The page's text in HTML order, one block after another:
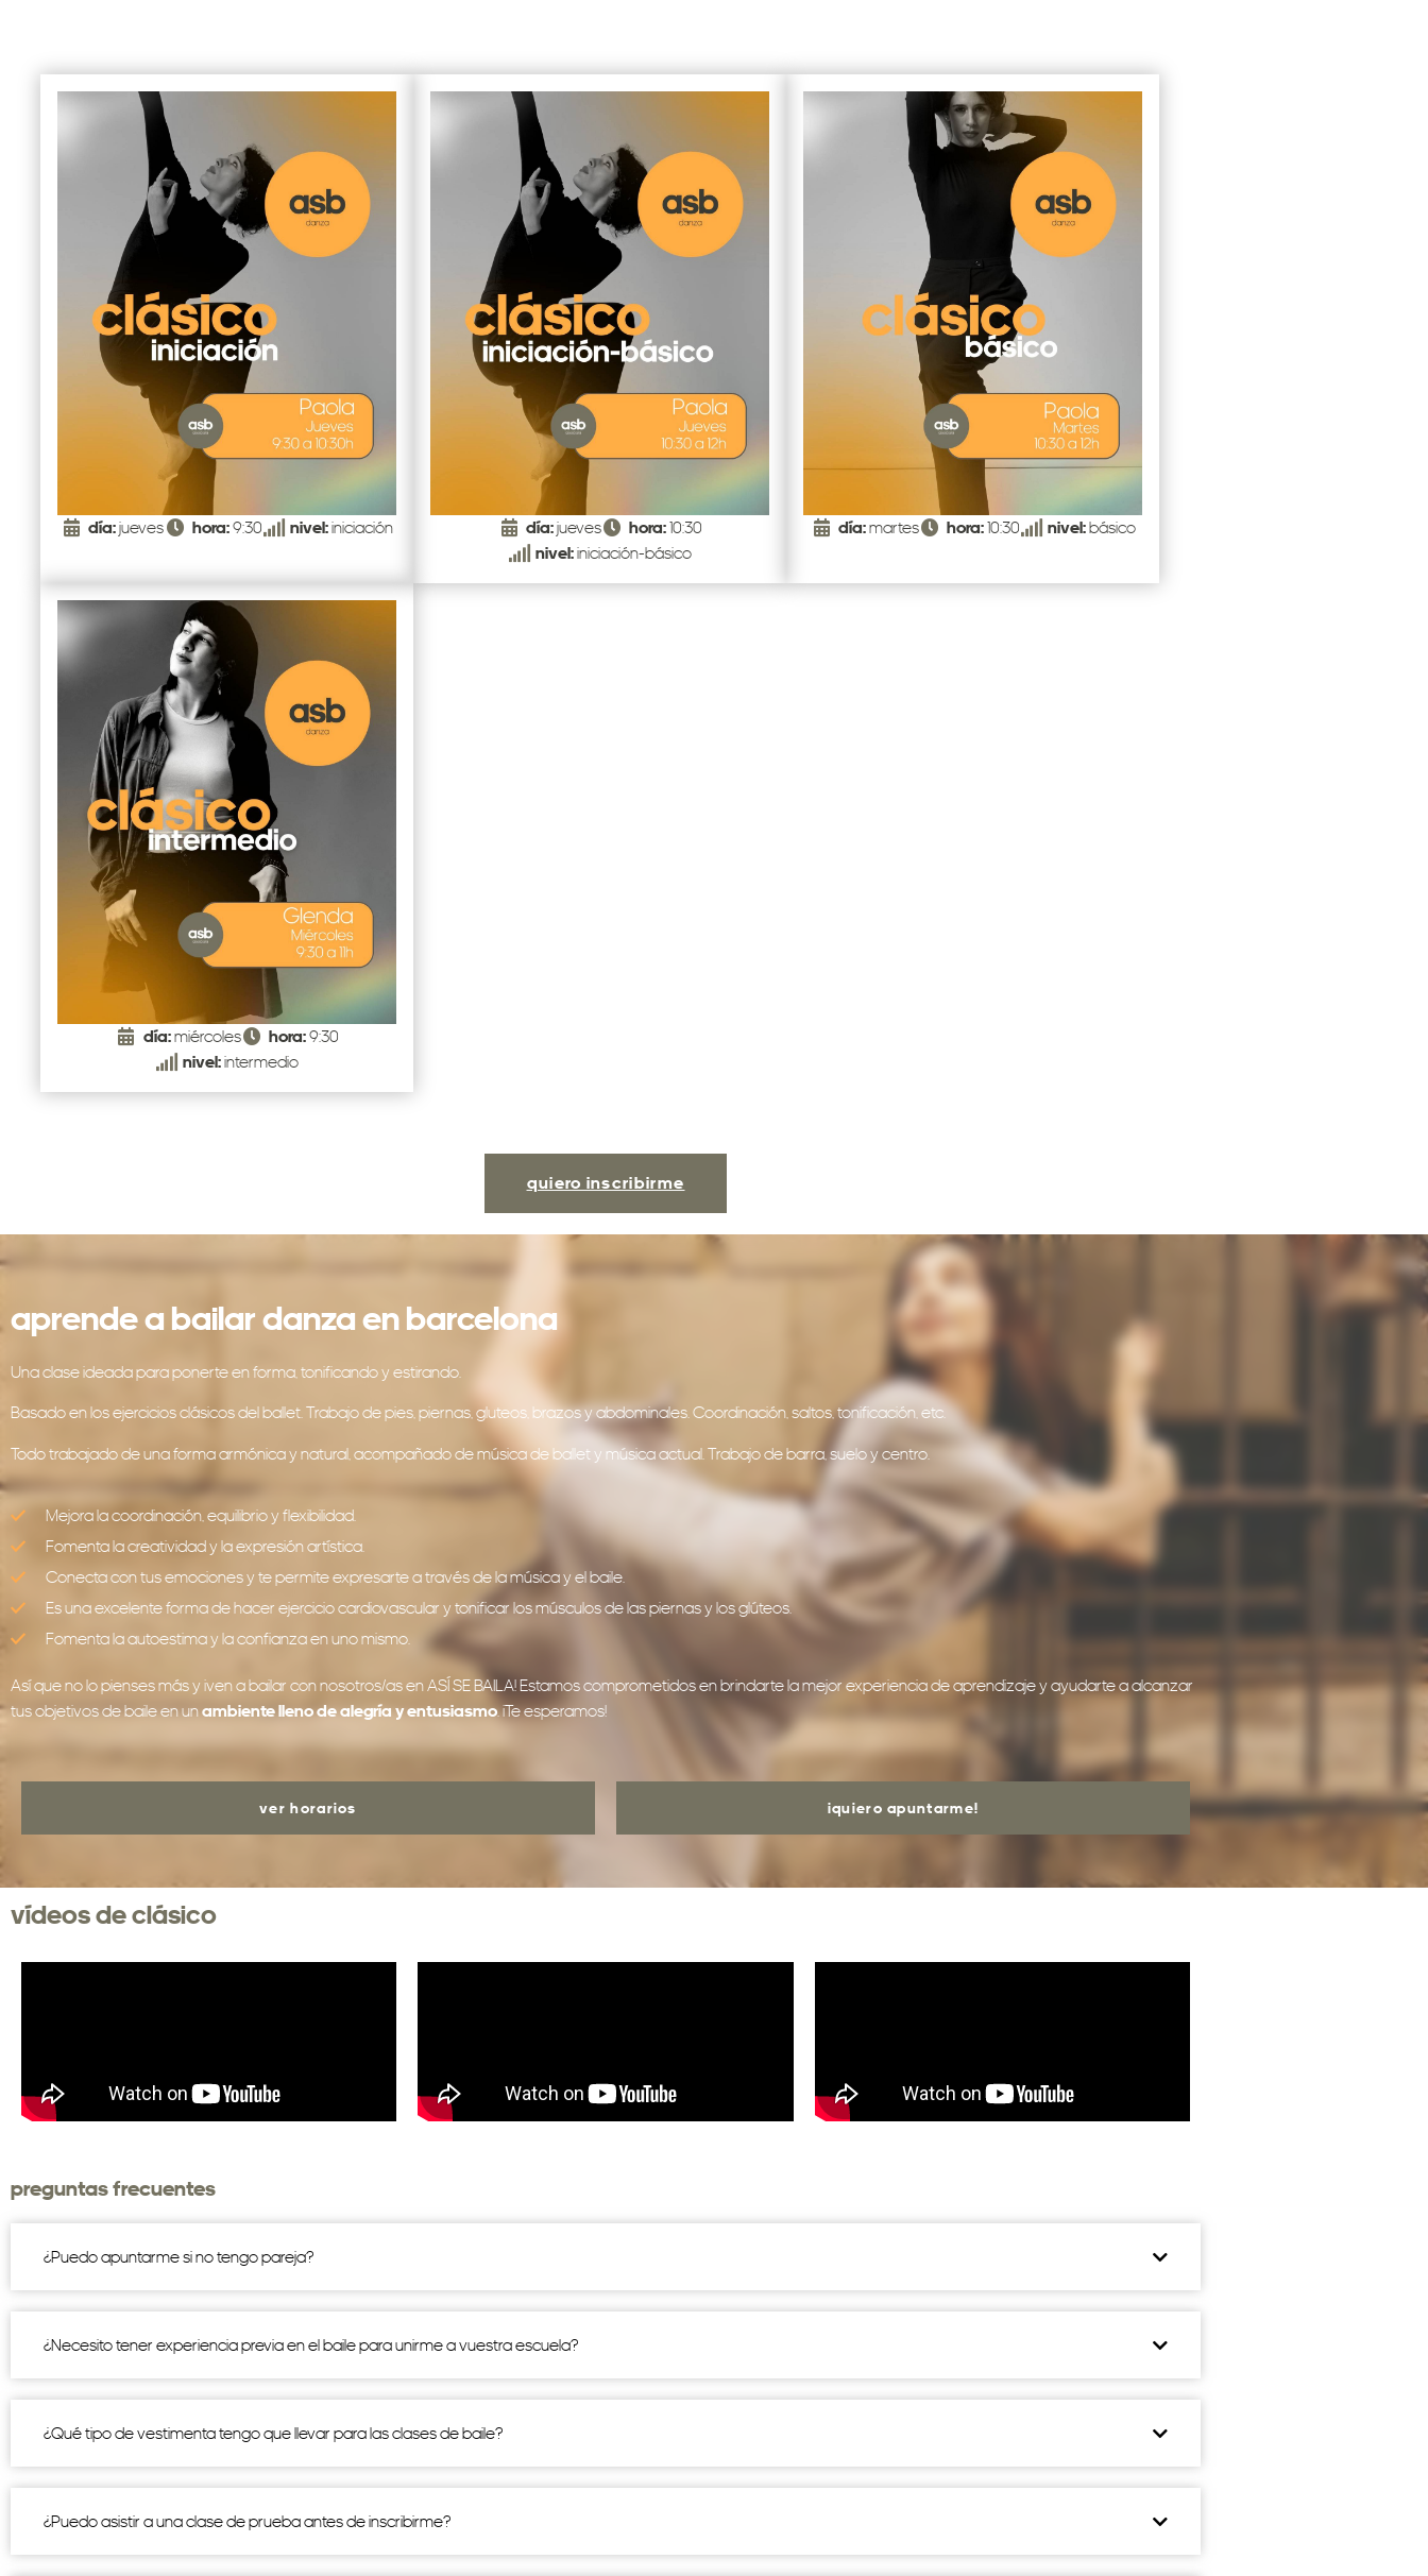
día:jueves hora:9:30 nivel:iniciación día:jueves hora:10:30
nivel:iniciación-básico
día:martes hora:10:30 nivel:básico
día:miércoles hora:9:30
nivel:intermedio
quiero inscribirme
aprende a bailar danza en barcelona
Una clase ideada para ponerte en forma, tonificando y estirando.
Basado en los ejercicios clásicos del ballet. Trabajo de pies, piernas, gluteos, brazos y abdominales. Coordinación, saltos, tonificación, etc.
Todo trabajado de una forma armónica y natural, acompañado de música de ballet y música actual. Trabajo de barra, suelo y centro.
Mejora la coordinación, equilibrio y flexibilidad.
Fomenta la creatividad y la expresión artística.
Conecta con tus emociones y te permite expresarte a través de la música y el baile.
Es una excelente forma de hacer ejercicio cardiovascular y tonificar los músculos de las piernas y los glúteos.
Fomenta la autoestima y la confianza en uno mismo.
Así que no lo pienses más y ¡ven a bailar con nosotros/as en ASÍ SE BAILA! Estamos comprometidos en brindarte la mejor experiencia de aprendizaje y ayudarte a alcanzar
tus objetivos de baile en unambiente lleno de alegría y entusiasmo. ¡Te esperamos!
ver horarios ¡quiero apuntarme!
vídeos de clásico
preguntas frecuentes
¿Puedo apuntarme si no tengo pareja?
¿Necesito tener experiencia previa en el baile para unirme a vuestra escuela?
¿Qué tipo de vestimenta tengo que llevar para las clases de baile?
¿Puedo asistir a una clase de prueba antes de inscribirme?